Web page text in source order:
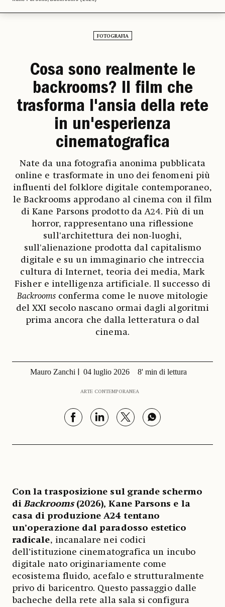
FOTOGRAFIA
Cosa sono realmente le
backrooms? Il film che
trasforma l'ansia della rete
in un'esperienza
cinematografica
Nate da una fotografia anonima pubblicata
online e trasformate in uno dei fenomeni più
influenti del folklore digitale contemporaneo,
le Backrooms approdano al cinema con il film
di Kane Parsons prodotto da A24. Più di un
horror, rappresentano una riflessione
sull'architettura dei non-luoghi,
sull'alienazione prodotta dal capitalismo
digitale e su un immaginario che intreccia
cultura di Internet, teoria dei media, Mark
Fisher e intelligenza artificiale. Il successo di
Backrooms conferma come le nuove mitologie
del XXI secolo nascano ormai dagli algoritmi
prima ancora che dalla letteratura o dal
cinema.
Mauro Zanchi 04 luglio 2026 8' min di lettura
ARTE CONTEMPORANEA
Con la trasposizione sul grande schermo
diBackrooms(2026), Kane Parsons e la
casa di produzione A24 tentano
un’operazione dal paradosso estetico
radicale, incanalare nei codici
dell’istituzione cinematografica un incubo
digitale nato originariamente come
ecosistema fluido, acefalo e strutturalmente
privo di baricentro. Questo passaggio dalle
bacheche della rete alla sala si configura